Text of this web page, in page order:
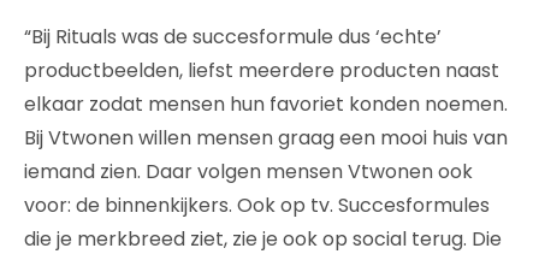
“Bij Rituals was de succesformule dus ‘echte’
productbeelden, liefst meerdere producten naast
elkaar zodat mensen hun favoriet konden noemen.
Bij Vtwonen willen mensen graag een mooi huis van
iemand zien. Daar volgen mensen Vtwonen ook
voor: de binnenkijkers. Ook op tv. Succesformules
die je merkbreed ziet, zie je ook op social terug. Die